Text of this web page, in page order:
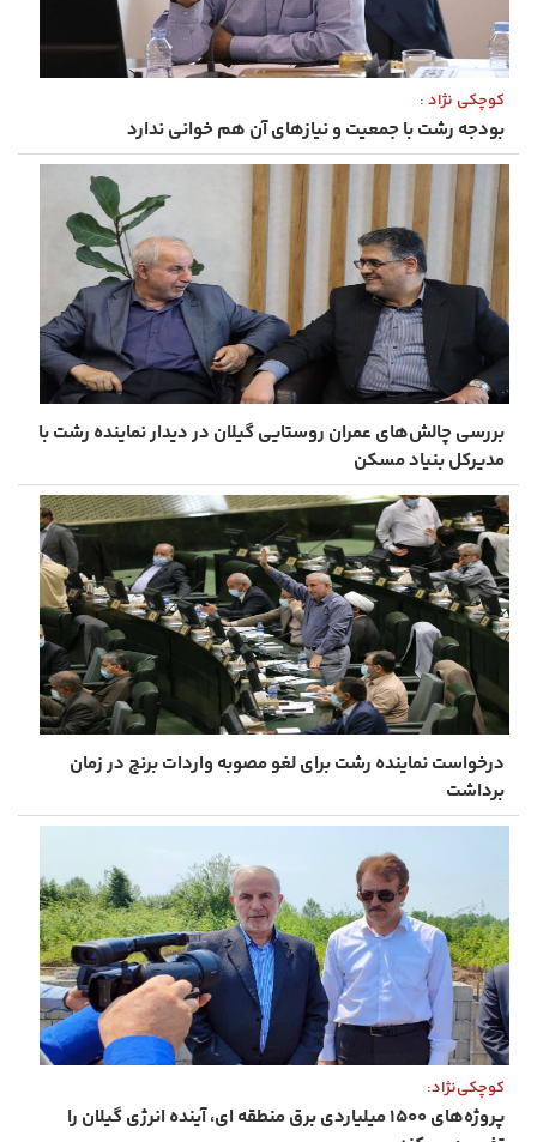
کوچکی‌ نژاد :
بودجه رشت با جمعیت و نیازهای آن هم‌ خوانی ندارد
بررسی چالش‌های عمران روستایی گیلان در دیدار نماینده رشت با
مدیرکل بنیاد مسکن
درخواست نماینده رشت برای لغو مصوبه واردات برنج در زمان
برداشت
کوچکی‌نژاد:
پروژه‌های ۱۵۰۰ میلیاردی برق منطقه ای، آینده انرژی گیلان را